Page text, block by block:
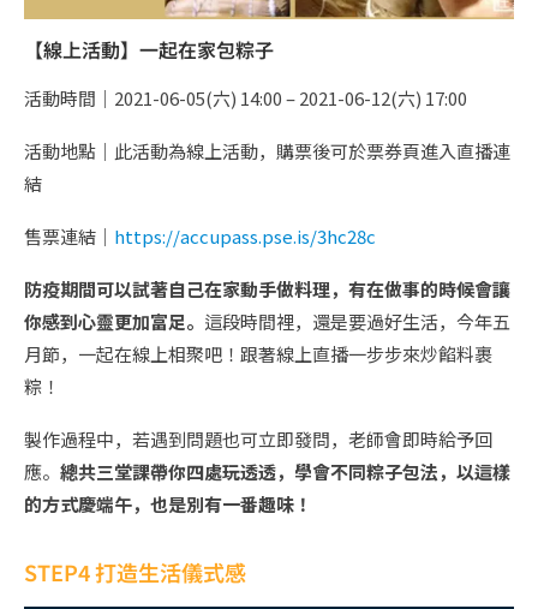
【線上活動】一起在家包粽子
活動時間｜2021-06-05(六) 14:00 – 2021-06-12(六) 17:00
活動地點｜此活動為線上活動，購票後可於票券頁進入直播連
結
售票連結｜ https://accupass.pse.is/3hc28c
防疫期間可以試著自己在家動手做料理，有在做事的時候會讓
你感到心靈更加富足。 這段時間裡，還是要過好生活，今年五
月節，一起在線上相聚吧！跟著線上直播一步步來炒餡料裹
粽！
製作過程中，若遇到問題也可立即發問，老師會即時給予回
應。 總共三堂課帶你四處玩透透，學會不同粽子包法，以這樣
的方式慶端午，也是別有一番趣味！
STEP4 打造生活儀式感